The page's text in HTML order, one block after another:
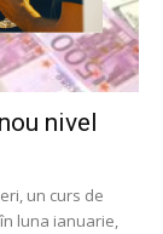
nivel
un curs de
luna ianuarie,